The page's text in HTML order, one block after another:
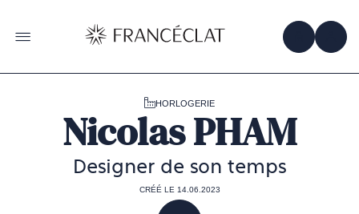
la
page
de
OBTENIR
HORLOGERIE
Nicolas PHAM
Designer de son temps
CRÉÉ LE 14.06.2023